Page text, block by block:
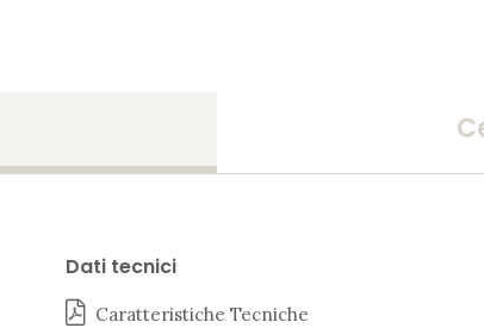
Dati tecnici
Caratteristiche Tecniche